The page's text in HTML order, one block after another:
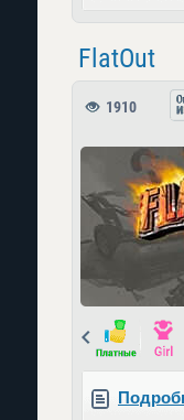
FlatOut
1910
Prev